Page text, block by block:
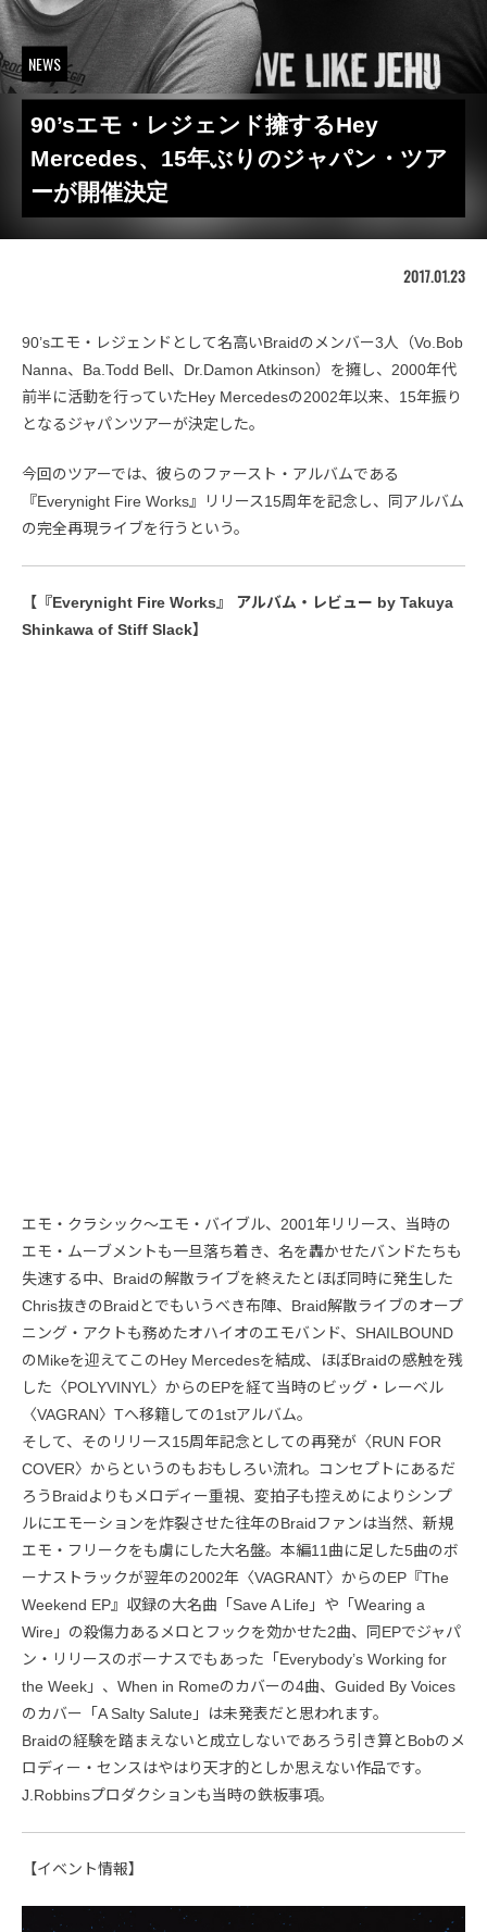
NEWS
90’sエモ・レジェンド擁するHey
Mercedes、15年ぶりのジャパン・ツア
ーが開催決定
2017.01.23
90’sエモ・レジェンドとして名高いBraidのメンバー3人（Vo.Bob
Nanna、Ba.Todd Bell、Dr.Damon Atkinson）を擁し、2000年代
前半に活動を行っていたHey Mercedesの2002年以来、15年振り
となるジャパンツアーが決定した。
今回のツアーでは、彼らのファースト・アルバムである
『Everynight Fire Works』リリース15周年を記念し、同アルバム
の完全再現ライブを行うという。
【『Everynight Fire Works』 アルバム・レビュー by Takuya
Shinkawa of Stiff Slack】
エモ・クラシック～エモ・バイブル、2001年リリース、当時の
エモ・ムーブメントも一旦落ち着き、名を轟かせたバンドたちも
失速する中、Braidの解散ライブを終えたとほぼ同時に発生した
Chris抜きのBraidとでもいうべき布陣、Braid解散ライブのオープ
ニング・アクトも務めたオハイオのエモバンド、SHAILBOUND
のMikeを迎えてこのHey Mercedesを結成、ほぼBraidの感触を残
した〈POLYVINYL〉からのEPを経て当時のビッグ・レーベル
〈VAGRAN〉Tへ移籍しての1stアルバム。
そして、そのリリース15周年記念としての再発が〈RUN FOR
COVER〉からというのもおもしろい流れ。コンセプトにあるだ
ろうBraidよりもメロディー重視、変拍子も控えめによりシンプ
ルにエモーションを炸裂させた往年のBraidファンは当然、新規
エモ・フリークをも虜にした大名盤。本編11曲に足した5曲のボ
ーナストラックが翌年の2002年〈VAGRANT〉からのEP『The
Weekend EP』収録の大名曲「Save A Life」や「Wearing a
Wire」の殺傷力あるメロとフックを効かせた2曲、同EPでジャパ
ン・リリースのボーナスでもあった「Everybody’s Working for
the Week」、When in Romeのカバーの4曲、Guided By Voices
のカバー「A Salty Salute」は未発表だと思われます。
Braidの経験を踏まえないと成立しないであろう引き算とBobのメ
ロディー・センスはやはり天才的としか思えない作品です。
J.Robbinsプロダクションも当時の鉄板事項。
【イベント情報】